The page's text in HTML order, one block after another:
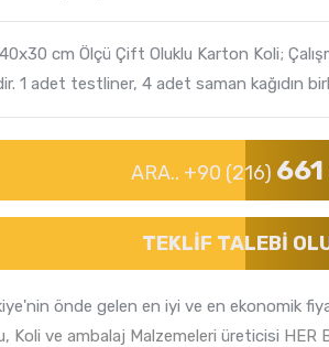
cm Ölçü Çift Oluklu Karton Koli;
1 adet testliner, 4 adet saman kağıdın
ARA.. +90 (216)
TEKLIF TALEBI
önde gelen en iyi ve en ekonomik
Koli ve ambalaj Malzemeleri üreticisi HER